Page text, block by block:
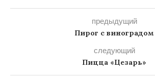
предыдущий
Пирог с виноградом
следующий
Пицца «Цезарь»